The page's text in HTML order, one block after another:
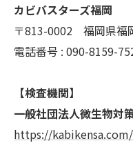
カビバスターズ福岡
〒813-0002 福岡県福
電話番号 : 090-8159-
【検査機関】
一般社団法人微生物対
https://kabikensa.com/